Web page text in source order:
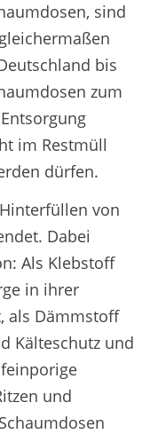
sind
bis
zum
im Restmüll
dürfen.
von
Dabei
Als Klebstoff
in ihrer
als Dämmstoff
Kälteschutz und
und